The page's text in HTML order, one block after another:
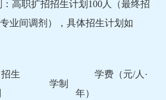
高职扩招招生计划100人（最终招
业间调剂），具体招生计划如
招生
学制
学费（元/人·
年）